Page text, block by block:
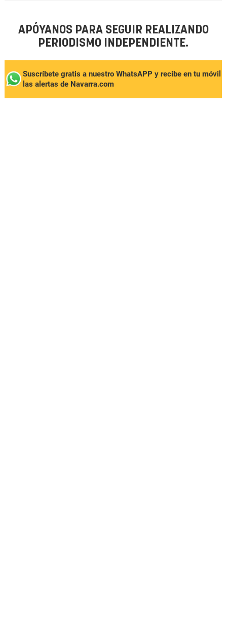
APÓYANOS PARA SEGUIR REALIZANDO
PERIODISMO INDEPENDIENTE.
Suscríbete gratis a nuestro WhatsAPP y recibe en tu móvil
las alertas de Navarra.com